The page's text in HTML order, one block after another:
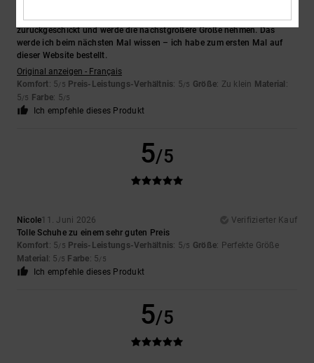
Tolle Schuhe, aber sie fallen etwas klein aus, deshalb habe ich sie
zurückgeschickt und werde die nächstgrößere Größe nehmen. Das
werde ich beim nächsten Mal wissen – ich habe zum ersten Mal auf
dieser Website bestellt.
Original anzeigen - Français
Komfort: 5/5 Preis-Leistungs-Verhältnis: 5/5 Größe: Zu klein Material :
5/5 Farbe: 5/5
Ich empfehle dieses Produkt
5/5
Nicole11. Juni 2026
Verifizierter Kauf
Tolle Schuhe zu einem sehr guten Preis
Komfort: 5/5 Preis-Leistungs-Verhältnis: 5/5 Größe: Perfekte Größe
Material : 5 /5 Farbe: 5/5
Ich empfehle dieses Produkt
5/5